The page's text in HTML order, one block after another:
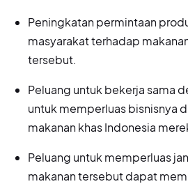
Peningkatan permintaan
masyarakat terhadap
tersebut.
Peluang untuk bekerja sama
untuk memperluas bisnisnya
makanan khas Indonesia
Peluang untuk memperluas
makanan tersebut dapat